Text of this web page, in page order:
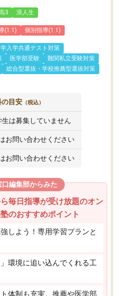
3 浪人生
(1:1) 個別指導(1:1)
入学共通テスト対策
医学部受験
難関私立受験対策
総合型選抜・学校推薦型選抜対策
目安 （税込）
生は募集していません
お問い合わせください
お問い合わせください
編集部からみた
毎日指導が受け放題のオン
のおすすめポイント
しよう！専用学習プランと
環境に追い込んでくれる工
体制も充実。推薦や医学部